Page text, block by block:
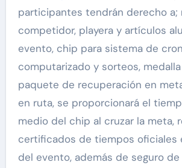
participantes tendrán derecho a;
competidor, playera y artículos
evento, chip para sistema de
computarizado y sorteos,
paquete de recuperación en
en ruta, se proporcionará el
medio del chip al cruzar la meta,
certificados de tiempos oficiales
del evento, además de seguro de